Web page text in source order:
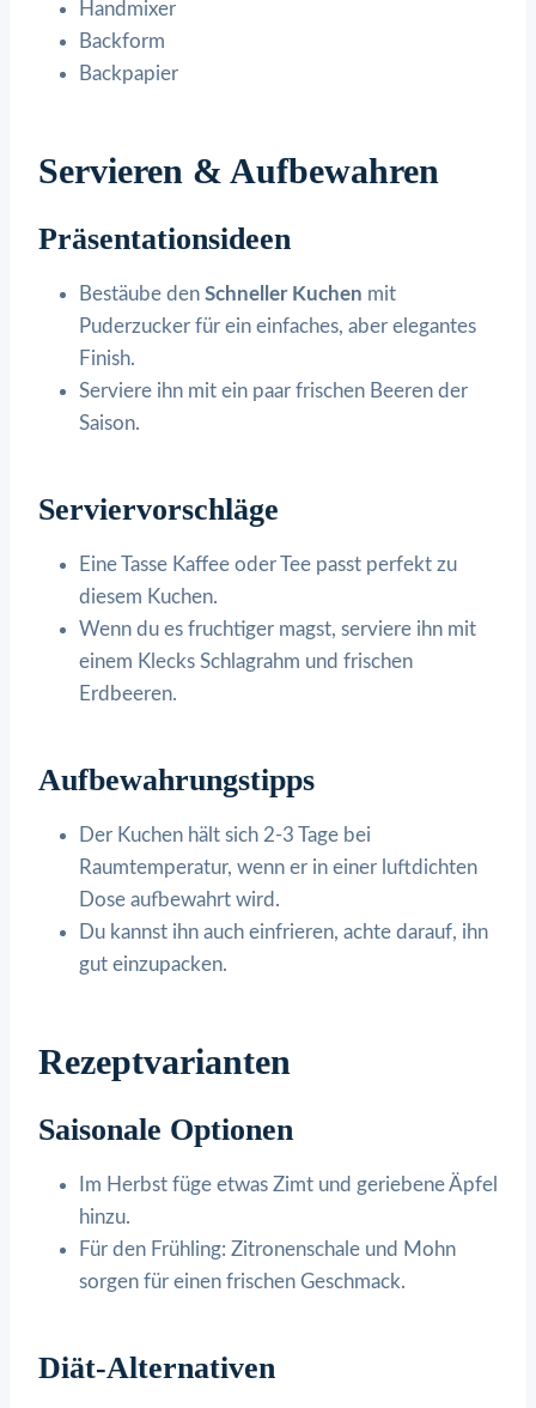
Handmixer
Backform
Backpapier
Servieren & Aufbewahren
Präsentationsideen
Bestäube den Schneller Kuchen mit
Puderzucker für ein einfaches, aber elegantes
Finish.
Serviere ihn mit ein paar frischen Beeren der
Saison.
Serviervorschläge
Eine Tasse Kaffee oder Tee passt perfekt zu
diesem Kuchen.
Wenn du es fruchtiger magst, serviere ihn mit
einem Klecks Schlagrahm und frischen
Erdbeeren.
Aufbewahrungstipps
Der Kuchen hält sich 2-3 Tage bei
Raumtemperatur, wenn er in einer luftdichten
Dose aufbewahrt wird.
Du kannst ihn auch einfrieren, achte darauf, ihn
gut einzupacken.
Rezeptvarianten
Saisonale Optionen
Im Herbst füge etwas Zimt und geriebene Äpfel
hinzu.
Für den Frühling: Zitronenschale und Mohn
sorgen für einen frischen Geschmack.
Diät-Alternativen